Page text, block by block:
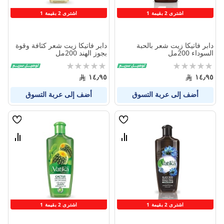
اشترى 2 بقيمة 1
دابر فاتيكا زيت شعر بالحبة
السوداء 200مل
Rating:
0%
١٤٫٩٥
أضف إلى عربة التسوق
اشترى 2 بقيمة 1
دابر فاتيكا زيت شعر كثافة وقوة
بجوز الهند 200مل
Rating:
0%
١٤٫٩٥
أضف إلى عربة التسوق
اشترى 2 بقيمة 1
قائمة
قارن
اشترى 2 بقيمة 1
قائمة
قارن